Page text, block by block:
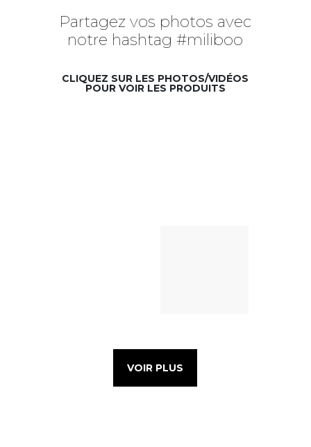
Partagez vos photos avec
notre hashtag #miliboo
CLIQUEZ SUR LES PHOTOS/VIDÉOS
POUR VOIR LES PRODUITS
VOIR PLUS